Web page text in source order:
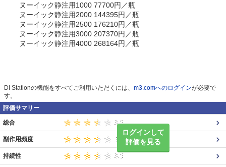
ヌーイック静注用1000 77700円／瓶
ヌーイック静注用2000 144395円／瓶
ヌーイック静注用2500 176210円／瓶
ヌーイック静注用3000 207370円／瓶
ヌーイック静注用4000 268164円／瓶
DI Stationの機能をすべてご利用いただくには、 m3.comへのログインが必要で
す。
評価サマリー
ログインして
評価を見る
総合
副作用頻度
持続性